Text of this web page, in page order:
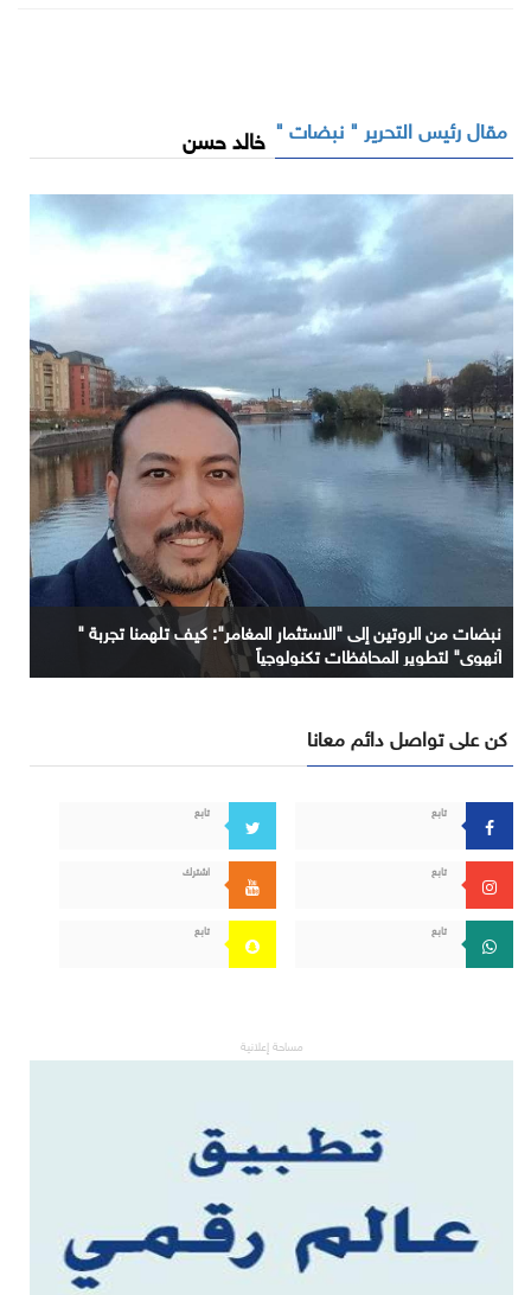
مقال رئيس التحرير " نبضات " خالد حسن
نبضات من الروتين إلى "الاستثمار المغامر": كيف تلهمنا تجربة "
آنهوي" لتطوير المحافظات تكنولوجياً
كن على تواصل دائم معانا
تابع تابع
تابع اشترك
تابع تابع
مساحة إعلانية